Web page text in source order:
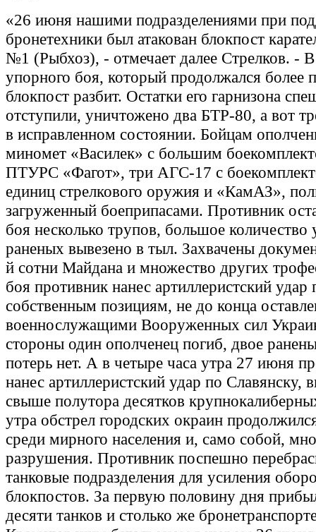
«26 июня нашими подразделениями при
бронетехники был атакован блокпост
№1 (Рыбхоз), - отмечает далее Стрелков. -
упорного боя, который продолжался более
блокпост разбит. Остатки его гарнизона
отступили, уничтожено два БТР-80, а вот
в исправленном состоянии. Бойцам
миномет «Василек» с большим
ПТУРС «Фагот», три АГС-17 с
единиц стрелкового оружия и «КамАЗ»,
загруженный боеприпасами. Противник
боя несколько трупов, большое количество
раненых вывезено в тыл. Захвачены
й сотни Майдана и множество других
боя противник нанес артиллеристский удар
собственным позициям, не до конца
военнослужащими Вооруженных сил
стороны один ополченец погиб, двое
потерь нет. А в четыре часа утра 27 июня
нанес артиллеристский удар по Славянску,
свыше полутора десятков
утра обстрел городских окраин
среди мирного населения и, само собой,
разрушения. Противник поспешно
танковые подразделения для усиления
блокпостов. За первую половину дня
десяти танков и столько же